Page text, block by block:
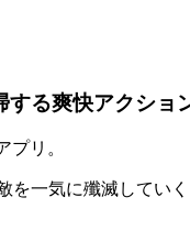
る爽快アクショ
プリ 。
を一気に殲滅していく